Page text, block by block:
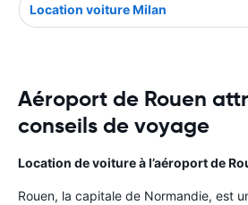
Location voiture Milan
Aéroport de Rouen
conseils de voyage
Location de voiture à l’aéroport de
Rouen, la capitale de Normandie, est